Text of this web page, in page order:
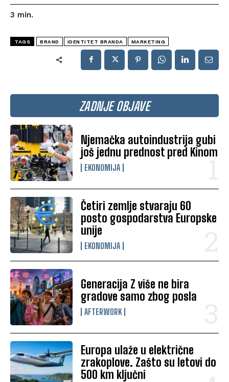
ZADNJE OBJAVE
Njemačka autoindustrija gubi
još jednu prednost pred Kinom
EKONOMIJA
Četiri zemlje stvaraju 60
posto gospodarstva Europske
unije
EKONOMIJA
Generacija Z više ne bira
gradove samo zbog posla
AFTERWORK
Europa ulaže u električne
zrakoplove. Zašto su letovi do
500 km ključni
3 min.
TAGS BRAND IDENTITET BRANDA MARKETING